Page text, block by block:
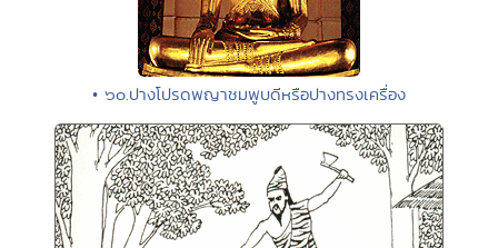
• ๖๐.ปางโปรดพญาชมพูบดีหรือปางทรงเครื่อง